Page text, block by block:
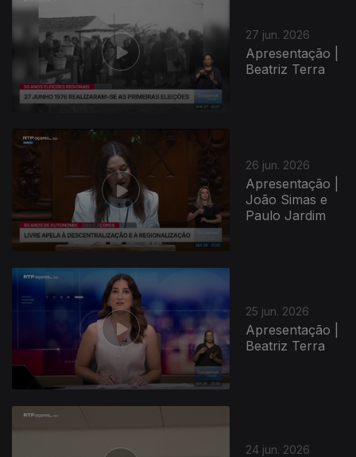
27 jun. 2026
Apresentação |
Beatriz Terra
26 jun. 2026
Apresentação |
João Simas e
Paulo Jardim
25 jun. 2026
Apresentação |
Beatriz Terra
24 jun. 2026